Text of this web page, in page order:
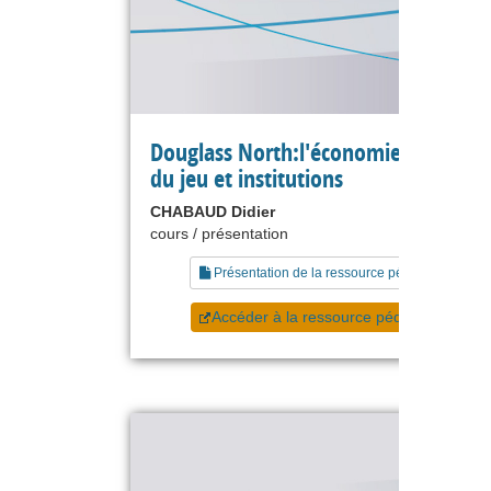
Douglass North:l'économie, les
du jeu et institutions
CHABAUD Didier
cours / présentation
Présentation de la ressource pédagogique
Accéder à la ressource pédagogique